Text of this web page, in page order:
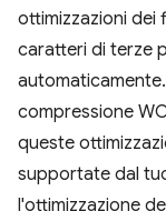
ottimizzazioni dei
caratteri di terze
compressione
queste
supportate dal
l'ottimizzazione